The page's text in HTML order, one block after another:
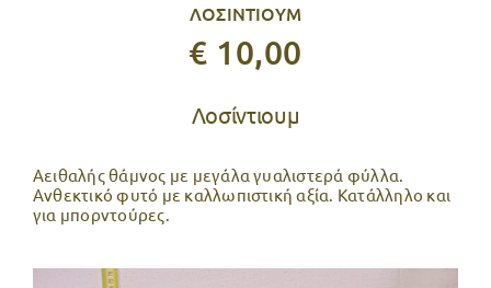
ΛΟΣΙΝΤΙΟΥΜ
€ 10,00
Λοσίντιουμ
Αειθαλής θάμνος με μεγάλα γυαλιστερά φύλλα.
Ανθεκτικό φυτό με καλλωπιστική αξία. Κατάλληλο και
για μπορντούρες.